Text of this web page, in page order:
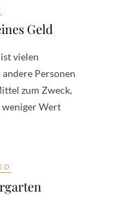
Geld
vielen
Personen
zum Zweck,
weniger Wert